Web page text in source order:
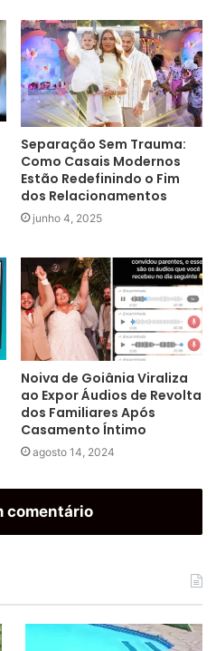
Separação Sem Trauma:
Como Casais Modernos
Estão Redefinindo o Fim
dos Relacionamentos
junho 4, 2025
Noiva de Goiânia Viraliza
ao Expor Áudios de Revolta
dos Familiares Após
Casamento Íntimo
agosto 14, 2024
comentário